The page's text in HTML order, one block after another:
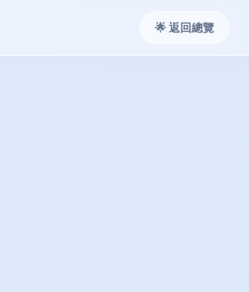
🌟 返回總覽